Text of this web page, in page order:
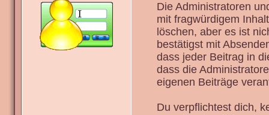
Die Administratoren
mit fragwürdigem
löschen, aber es ist
bestätigst mit
dass jeder Beitrag in
dass die
eigenen Beiträge
Du verpflichtest dich,